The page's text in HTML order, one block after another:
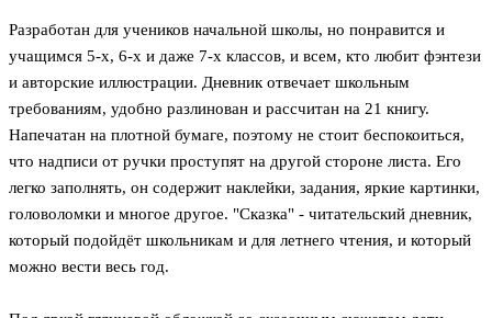
Разработан для учеников начальной школы, но понравится и
учащимся 5-х, 6-х и даже 7-х классов, и всем, кто любит фэнтези
и авторские иллюстрации. Дневник отвечает школьным
требованиям, удобно разлинован и рассчитан на 21 книгу.
Напечатан на плотной бумаге, поэтому не стоит беспокоиться,
что надписи от ручки проступят на другой стороне листа. Его
легко заполнять, он содержит наклейки, задания, яркие картинки,
головоломки и многое другое. "Сказка" - читательский дневник,
который подойдёт школьникам и для летнего чтения, и который
можно вести весь год.